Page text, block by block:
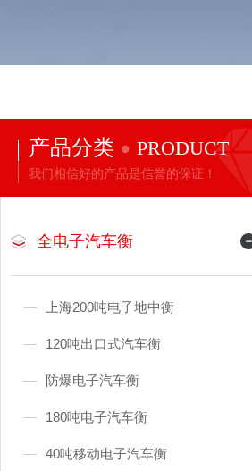
产品分类 PRODUCT
我们相信好的产品是信誉的保证！
全电子汽车衡
上海200吨电子地中衡
120吨出口式汽车衡
防爆电子汽车衡
180吨电子汽车衡
40吨移动电子汽车衡